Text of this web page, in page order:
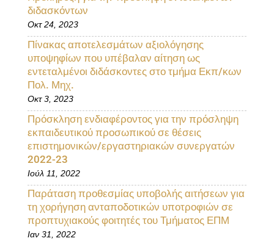
διδασκόντων
Οκτ 24, 2023
Πίνακας αποτελεσμάτων αξιολόγησης
υποψηφίων που υπέβαλαν αίτηση ως
εντεταλμένοι διδάσκοντες στο τμήμα Εκπ/κων
Πολ. Μηχ.
Οκτ 3, 2023
Πρόσκληση ενδιαφέροντος για την πρόσληψη
εκπαιδευτικού προσωπικού σε θέσεις
επιστημονικών/εργαστηριακών συνεργατών
2022-23
Ιούλ 11, 2022
Παράταση προθεσμίας υποβολής αιτήσεων για
τη χορήγηση ανταποδοτικών υποτροφιών σε
προπτυχιακούς φοιτητές του Τμήματος ΕΠΜ
Ιαν 31, 2022